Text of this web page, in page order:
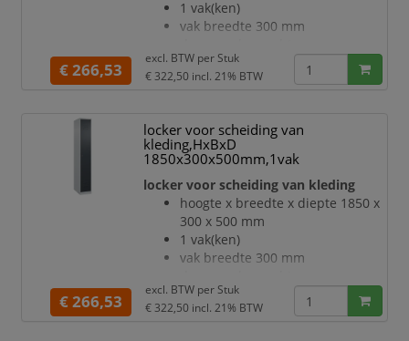
belangrijke punten en de
geavanceerde
1 vak(ken)
vak breedte 300 mm
deuropeningshoek 110 °
per vak een vastgelaste
verdraaibare, dubbele
schuifhaken
Elk vak onder de hoedenplank is
opgedeeld door een
scheidingswand
openslaande deur met
etikettenlijst en ventilatiesleuven
inliggende deuren met
binnenliggende penscharnieren
Elke deur is standaard u
€ 266,53
excl. BTW per Stuk
€ 322,50 incl. 21% BTW
locker voor scheiding van
kleding,HxBxD
1850x300x500mm,1vak
locker voor scheiding van kleding
hoogte x breedte x diepte 1850 x
300 x 500 mm
1 vak(ken)
vak breedte 300 mm
deuropeningshoek 110 °
per vak een vastgelaste
€ 266,53
excl. BTW per Stuk
€ 322,50 incl. 21% BTW